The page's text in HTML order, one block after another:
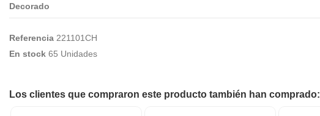
Decorado
Referencia 221101CH
En stock 65 Unidades
Los clientes que compraron este producto también han comprado: